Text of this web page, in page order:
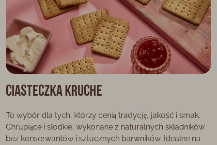
Ciasteczka kruche
To wybór dla tych, którzy cenią tradycję, jakość i smak.
Chrupiące i słodkie, wykonane z naturalnych składników
bez konserwantów i sztucznych barwników. Idealne na